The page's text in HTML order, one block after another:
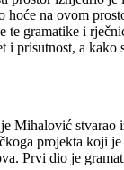
hoće na ovom
te gramatike i
prisutnost, a kako
Mihalović stvarao
projekta koji
Prvi dio je